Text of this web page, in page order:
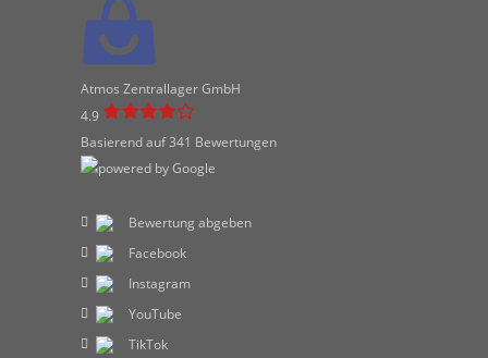
Atmos Zentrallager GmbH
4.9
Basierend auf 341 Bewertungen
Bewertung abgeben
Facebook
Instagram
YouTube
TikTok